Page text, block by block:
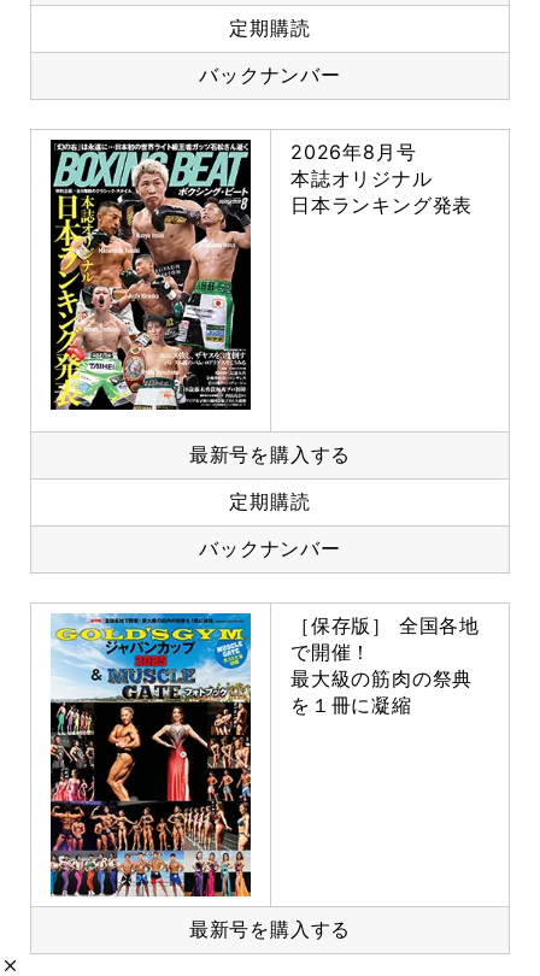
定期購読
バックナンバー
2026年8月号
本誌オリジナル
日本ランキング発表
最新号を購入する
定期購読
バックナンバー
［保存版］ 全国各地
で開催！
最大級の筋肉の祭典
を１冊に凝縮
最新号を購入する